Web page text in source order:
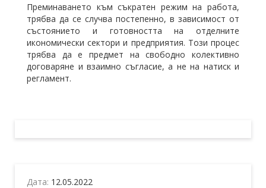
Преминаването към съкратен режим на работа,
трябва да се случва постепенно, в зависимост от
състоянието и готовността на отделните
икономически сектори и предприятия. Този процес
трябва да е предмет на свободно колективно
договаряне и взаимно съгласие, а не на натиск и
регламент.
Дата: 12.05.2022